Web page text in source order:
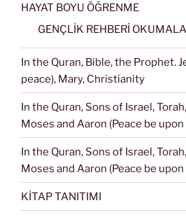
HAYAT BOYU ÖĞRENME
GENÇLİK REHBERİ
In the Quran, Bible, the Prophet.
peace), Mary, Christianity
In the Quran, Sons of Israel,
Moses and Aaron (Peace be
In the Quran, Sons of Israel,
Moses and Aaron (Peace be
KİTAP TANITIMI